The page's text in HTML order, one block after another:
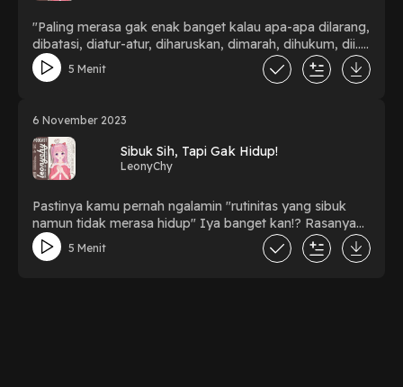
"Paling merasa gak enak banget kalau apa-apa dilarang,
dibatasi, diatur-atur, diharuskan, dimarah, dihukum, dii...
pokoknya itu deh! Sebel banget deh!!" Yapp itu dia
perkataan yang pastinya pernah kita ucapkan baik
apa harus turut akan "Peraturan" yang dimana itu
sebuah paksaan bagi kita yang ga mau!. Jadi, buat apa
kita emosian? lebih baik Listen to my Podcast LeonyChy
sekarang! Hehee...
5 Menit
6 November 2023
Sibuk Sih, Tapi Gak Hidup!
LeonyChy
Pastinya kamu pernah ngalamin "rutinitas yang sibuk
namun tidak merasa hidup" Iya banget kan!? Rasanya
susah buat keluar dari zona nyaman, apalagi yang gak
nyaman tapi memang tuntutan harus gimana lagi selain
5 Menit